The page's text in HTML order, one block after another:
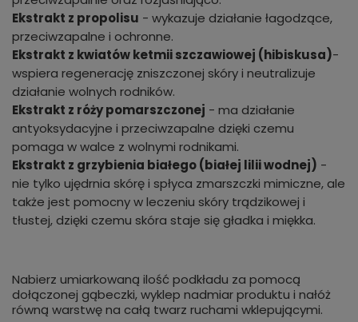
Ekstrakt z propolisu - wykazuje działanie łagodzące,
przeciwzapalne i ochronne.
Ekstrakt z kwiatów ketmii szczawiowej (hibiskusa)-
wspiera regenerację zniszczonej skóry i neutralizuje
działanie wolnych rodników.
Ekstrakt z róży pomarszczonej - ma działanie
antyoksydacyjne i przeciwzapalne dzięki czemu
pomaga w walce z wolnymi rodnikami.
Ekstrakt z grzybienia białego (białej lilii wodnej) -
nie tylko ujędrnia skórę i spłyca zmarszczki mimiczne, ale
także jest pomocny w leczeniu skóry trądzikowej i
tłustej, dzięki czemu skóra staje się gładka i miękka.
Nabierz umiarkowaną ilość podkładu za pomocą
dołączonej gąbeczki, wyklep nadmiar produktu i nałóż
równą warstwę na całą twarz ruchami wklepującymi.